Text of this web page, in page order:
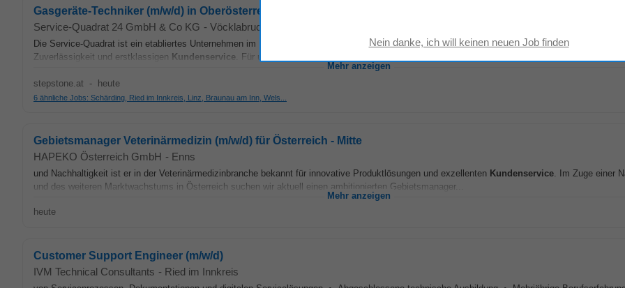
Gasgeräte-Techniker (m/w/d) in Oberösterreich
Service-Quadrat 24 GmbH & Co KG - Vöcklabruck
Die Service-Quadrat ist ein etabliertes Unternehmen im Heizungskundendienst und Teil der europaweit erfolgreichen GC-Gruppe. Wir stehen für
Zuverlässigkeit und erstklassigen Kundenservice . Für unsere Serviceeinsätze im Zentralraum...
Mehr anzeigen
stepstone.at - heute
6 ähnliche Jobs: Schärding, Ried im Innkreis, Linz, Braunau am Inn, Wels...
Gebietsmanager Veterinärmedizin (m/w/d) für Österreich - Mitte
HAPEKO Österreich GmbH - Enns
und Nachhaltigkeit ist er in der Veterinärmedizinbranche bekannt für innovative Produktlösungen und exzellenten Kundenservice. Im Zuge einer
und des weiteren Marktwachstums in Österreich suchen wir aktuell einen ambitionierten Gebietsmanager...
Mehr anzeigen
heute
Customer Support Engineer (m/w/d)
IVM Technical Consultants - Ried im Innkreis